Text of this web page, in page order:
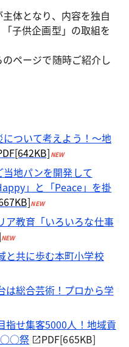
体となり、内容を独自
子供企画型」の取組を
ページで随時ご紹介し
ついて考えよう！～地
NEW
地パンを開発して
」と「Peace」を掛
NEW
ア教育「いろいろな仕事
NEW
と共に歩む本町小学校
は総合芸術！プロから学
指せ集客5000人！地域貢
○○祭
PDF[665KB]